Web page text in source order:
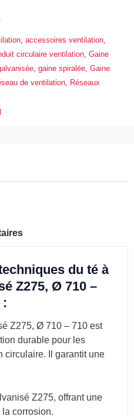
accessoires ventilation
circulaire ventilation Gaine
gaine spiralée Gaine
de ventilation Réseaux
du té à
Z275, Ø 710 –
:
Z275, Ø 710 – 710 est
durable pour les
circulaire. Il garantit une
Z275, offrant une
corrosion.